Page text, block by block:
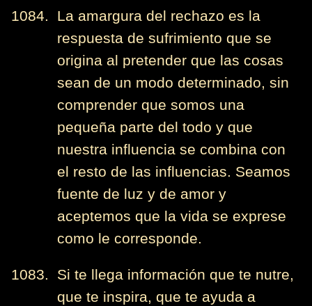
1084. La amargura del rechazo es la
respuesta de sufrimiento que se
origina al pretender que las cosas
sean de un modo determinado, sin
comprender que somos una
pequeña parte del todo y que
nuestra influencia se combina con
el resto de las influencias. Seamos
fuente de luz y de amor y
aceptemos que la vida se exprese
como le corresponde.
1083. Si te llega información que te nutre,
que te inspira, que te ayuda a